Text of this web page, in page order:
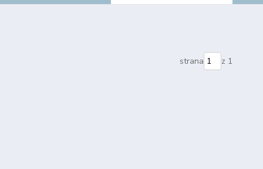
strana z 1